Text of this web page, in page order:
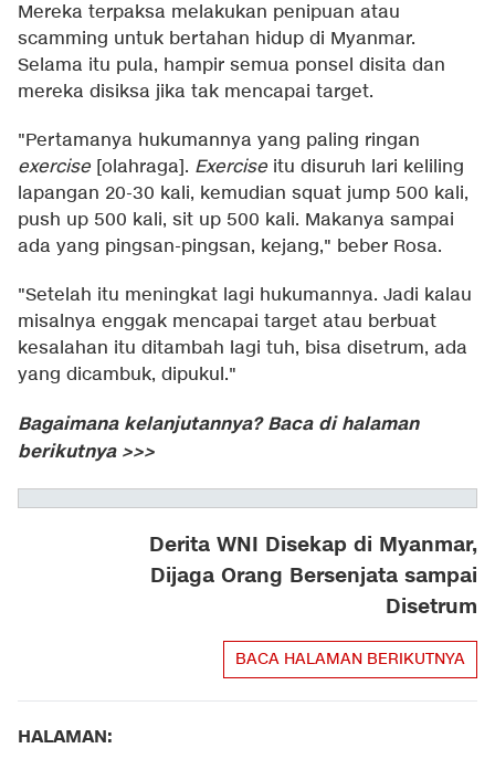
Mereka terpaksa melakukan penipuan atau
scamming untuk bertahan hidup di Myanmar.
Selama itu pula, hampir semua ponsel disita dan
mereka disiksa jika tak mencapai target.
"Pertamanya hukumannya yang paling ringan
exercise [olahraga]. Exercise itu disuruh lari keliling
lapangan 20-30 kali, kemudian squat jump 500 kali,
push up 500 kali, sit up 500 kali. Makanya sampai
ada yang pingsan-pingsan, kejang," beber Rosa.
"Setelah itu meningkat lagi hukumannya. Jadi kalau
misalnya enggak mencapai target atau berbuat
kesalahan itu ditambah lagi tuh, bisa disetrum, ada
yang dicambuk, dipukul."
Bagaimana kelanjutannya? Baca di halaman
berikutnya >>>
Derita WNI Disekap di Myanmar,
Dijaga Orang Bersenjata sampai
Disetrum
BACA HALAMAN BERIKUTNYA
HALAMAN: